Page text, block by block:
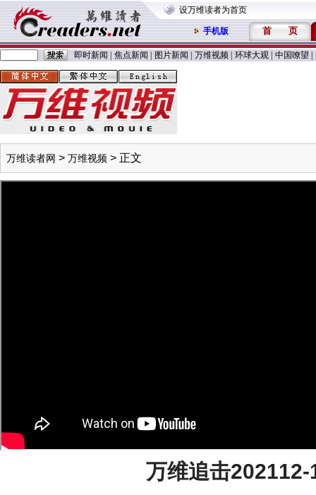
设万维读者为首页
手机版 首 页
即时新闻 焦点新闻 图片新闻 万维视频 环球大观 中国嘹望
万维读者网 > 万维视频 > 正文
万维追击202112-